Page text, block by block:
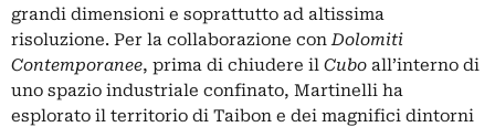
grandi dimensioni e soprattutto ad altissima
risoluzione. Per la collaborazione con Dolomiti
Contemporanee, prima di chiudere il Cubo all’interno di
uno spazio industriale confinato, Martinelli ha
esplorato il territorio di Taibon e dei magnifici dintorni